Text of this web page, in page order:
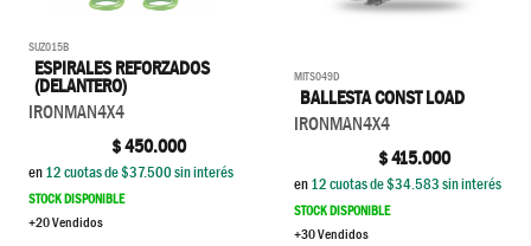
SUZ015B
ESPIRALES REFORZADOS
(DELANTERO)
IRONMAN4X4
$450.000
en12cuotas de $37.500sin interés
STOCK DISPONIBLE
+20 Vendidos
MITS049D
BALLESTA CONST LOAD
IRONMAN4X4
$415.000
en12cuotas de $34.583sin interés
STOCK DISPONIBLE
+30 Vendidos